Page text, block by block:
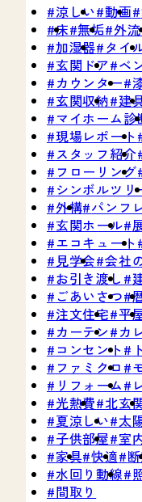
涼しい 動画
床 無垢 外
加湿器 タイ
玄関ドア ベ
カウンター
玄関収納 建
マイホーム診
現場レポート
スタッフ紹介
フローリング
シンボルツリ
外構 パンフ
玄関ホール
エコキュート
見学会 会社
お引き渡し
ごあいさつ
注文住宅 平
カーテン
カ
コンセント
ファミクロ
リフォーム
光熱費 北玄
夏涼しい 太
子供部屋 室
家具 快適
水回り動線
間取り